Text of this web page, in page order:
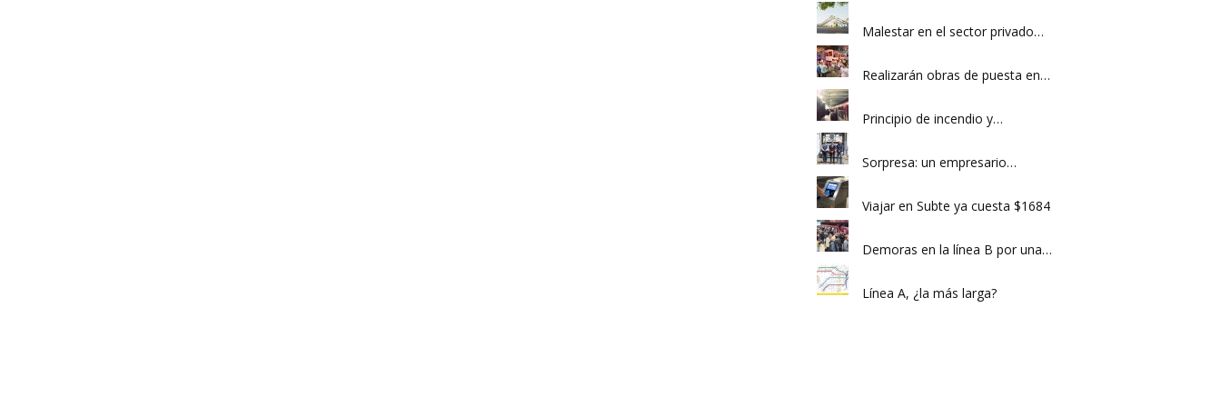
Malestar en el sector privado…
Realizarán obras de puesta en…
Principio de incendio y…
Sorpresa: un empresario…
Viajar en Subte ya cuesta $1684
Demoras en la línea B por una…
Línea A, ¿la más larga?